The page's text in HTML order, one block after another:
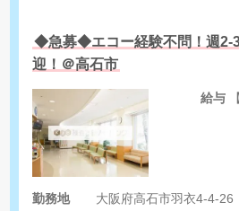
◆急募◆エコー経験不問！週2-
迎！＠高石市
給与
勤務地
大阪府高石市羽衣4-4-26